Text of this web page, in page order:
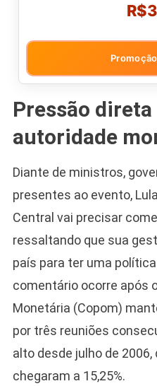
Pressão direta
autoridade
Diante de ministros,
presentes ao evento,
Central vai precisar
ressaltando que sua
país para ter uma
comentário ocorre após
Monetária (Copom)
por três reuniões
alto desde julho de 2006,
chegaram a 15,25%.